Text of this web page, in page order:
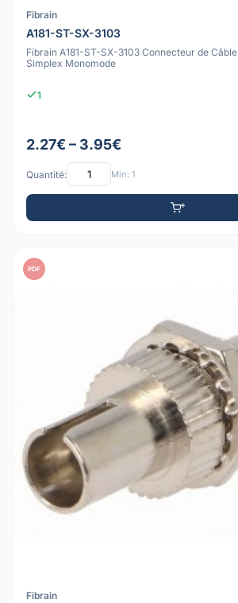
Fibrain
A181-ST-SX-3103
Fibrain A181-ST-SX-3103 Connecteur de
Simplex Monomode
1
2.27€ – 3.95€
Quantité: Min: 1
PDF
Fibrain